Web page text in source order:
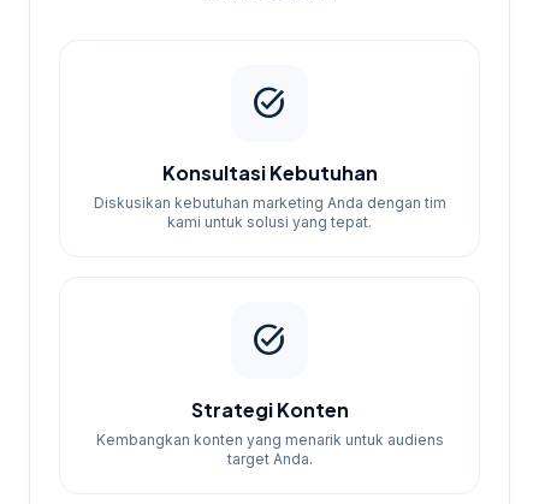
pengiriman pesan ke 250 kontak.
mencakup semua layanan dengan
pengiriman pesan ke 500 kontak.
task_alt
Konsultasi Kebutuhan
Diskusikan kebutuhan marketing Anda dengan tim
kami untuk solusi yang tepat.
task_alt
Strategi Konten
Kembangkan konten yang menarik untuk audiens
target Anda.